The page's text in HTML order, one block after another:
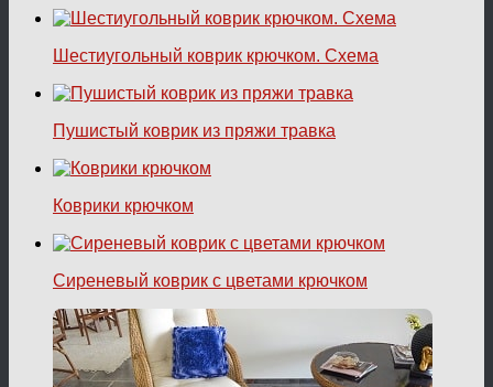
Шестиугольный коврик крючком. Схема
Пушистый коврик из пряжи травка
Коврики крючком
Сиреневый коврик с цветами крючком